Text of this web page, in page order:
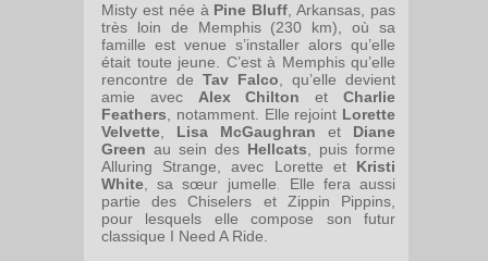
Misty est née à Pine Bluff , Arkansas, pas
très loin de Memphis (230 km), où sa
famille est venue s’installer alors qu’elle
était toute jeune. C’est à Memphis qu’elle
rencontre de Tav Falco , qu’elle devient
amie avec Alex Chilton etCharlie
Feathers , notamment. Elle rejoint Lorette
Velvette
Lisa McGaughran et Diane
Green au sein des Hellcats , puis forme
Alluring Strange, avec Lorette et Kristi
White , sa sœur jumelle. Elle fera aussi
partie des Chiselers et Zippin Pippins,
pour lesquels elle compose son futur
classique I Need A Ride.